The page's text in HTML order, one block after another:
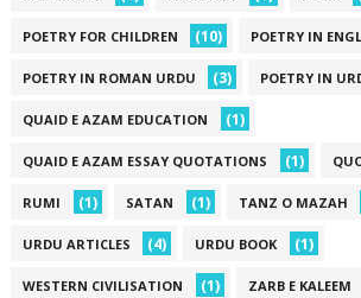
POETRY FOR CHILDREN (10) POETRY IN
POETRY IN ROMAN URDU (3) POETRY IN
QUAID E AZAM EDUCATION (1)
QUAID E AZAM ESSAY QUOTATIONS (1)
RUMI (1) SATAN (1) TANZ O MAZAH
URDU ARTICLES (4) URDU BOOK (1)
WESTERN CIVILISATION (1) ZARB E KALEEM